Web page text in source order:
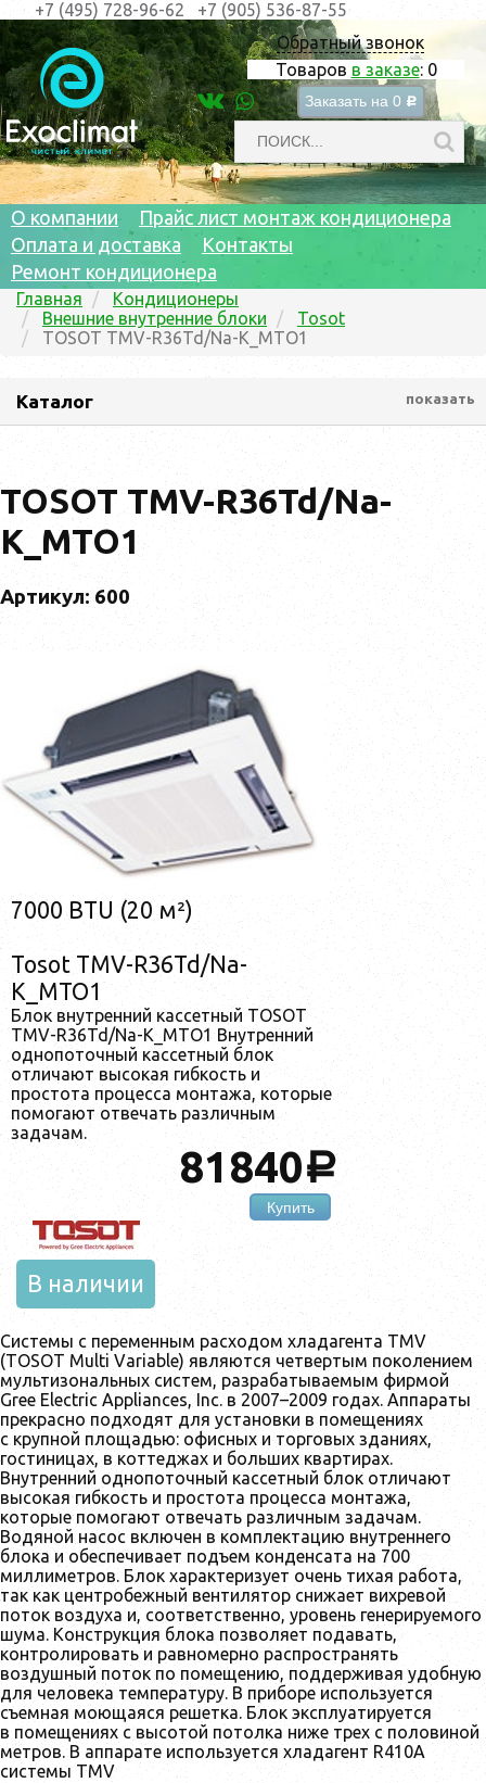
Обратный звонок
Товаров в заказе: 0
Заказать на 0 c
+7 (495) 728-96-62 +7 (905) 536-87-55
О компании
Прайс лист монтаж кондиционера
Оплата и доставка
Контакты
Ремонт кондиционера
Главная
Кондиционеры
Внешние внутренние блоки
Tosot
TOSOT TMV-R36Td/Na-K_MTO1
Каталог показать
TOSOT TMV-R36Td/Na-
K_MTO1
Артикул: 600
7000 BTU (20 м²)
Tosot TMV-R36Td/Na-
K_MTO1
Блок внутренний кассетный TOSOT
TMV-R36Td/Na-K_MTO1 Внутренний
однопоточный кассетный блок
отличают высокая гибкость и
простота процесса монтажа, которые
помогают отвечать различным
задачам.
81840a
Купить
В наличии
Системы с переменным расходом хладагента TMV
(TOSOT Multi Variable) являются четвертым поколением
мультизональных систем, разрабатываемым фирмой
Gree Electric Appliances, Inc. в 2007–2009 годах. Аппараты
прекрасно подходят для установки в помещениях
с крупной площадью: офисных и торговых зданиях,
гостиницах, в коттеджах и больших квартирах.
Внутренний однопоточный кассетный блок отличают
высокая гибкость и простота процесса монтажа,
которые помогают отвечать различным задачам.
Водяной насос включен в комплектацию внутреннего
блока и обеспечивает подъем конденсата на 700
миллиметров. Блок характеризует очень тихая работа,
так как центробежный вентилятор снижает вихревой
поток воздуха и, соответственно, уровень генерируемого
шума. Конструкция блока позволяет подавать,
контролировать и равномерно распространять
воздушный поток по помещению, поддерживая удобную
для человека температуру. В приборе используется
съемная моющаяся решетка. Блок эксплуатируется
в помещениях с высотой потолка ниже трех с половиной
метров. В аппарате используется хладагент R410A
системы TMV